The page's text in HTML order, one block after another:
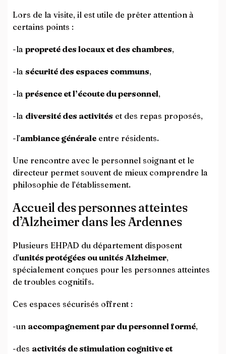
Lors de la visite, il est utile de prêter attention à
certains points :
-la propreté des locaux et des chambres,
-la sécurité des espaces communs,
-la présence et l’écoute du personnel,
-la diversité des activités et des repas proposés,
-l’ambiance générale entre résidents.
Une rencontre avec le personnel soignant et le
directeur permet souvent de mieux comprendre la
philosophie de l’établissement.
Accueil des personnes atteintes
d’Alzheimer dans les Ardennes
Plusieurs EHPAD du département disposent
d’unités protégées ou unités Alzheimer,
spécialement conçues pour les personnes atteintes
de troubles cognitifs.
Ces espaces sécurisés offrent :
-un accompagnement par du personnel formé,
-des activités de stimulation cognitive et